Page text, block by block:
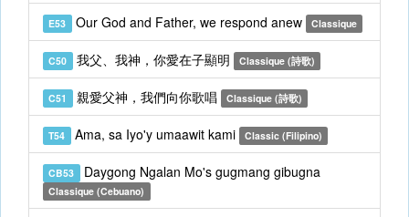
E53 Our God and Father, we respond anew Classique
C50 我父、我神，你愛在子顯明 Classique (詩歌)
C51 親愛父神，我們向你歌唱 Classique (詩歌)
T54 Ama, sa Iyo'y umaawit kami Classic (Filipino)
CB53 Daygong Ngalan Mo's gugmang gibugna
Classique (Cebuano)